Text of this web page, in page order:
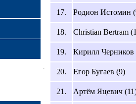
17. Родион Истомин
18. Christian Bertram
19. Кирилл Черников
20. Егор Бугаев (9)
21. Артём Яцевич